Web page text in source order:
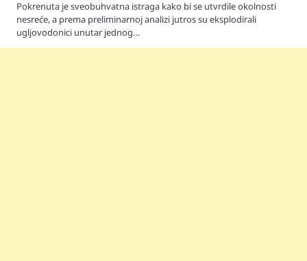
Pokrenuta je sveobuhvatna istraga kako bi se utvrdile okolnosti
nesreće, a prema preliminarnoj analizi jutros su eksplodirali
ugljovodonici unutar jednog…